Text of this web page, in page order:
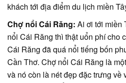
khách tới địa điểm du lịch miền
Chợ nổi Cái Răng: Ai ơi tới miền
nổi Cái Răng thì thật uổn phí cho
Cái Răng đã quá nổi tiếng bốn
Cần Thơ. Chợ nổi Cái Răng là
và nó còn là nét đẹp đặc trưng về